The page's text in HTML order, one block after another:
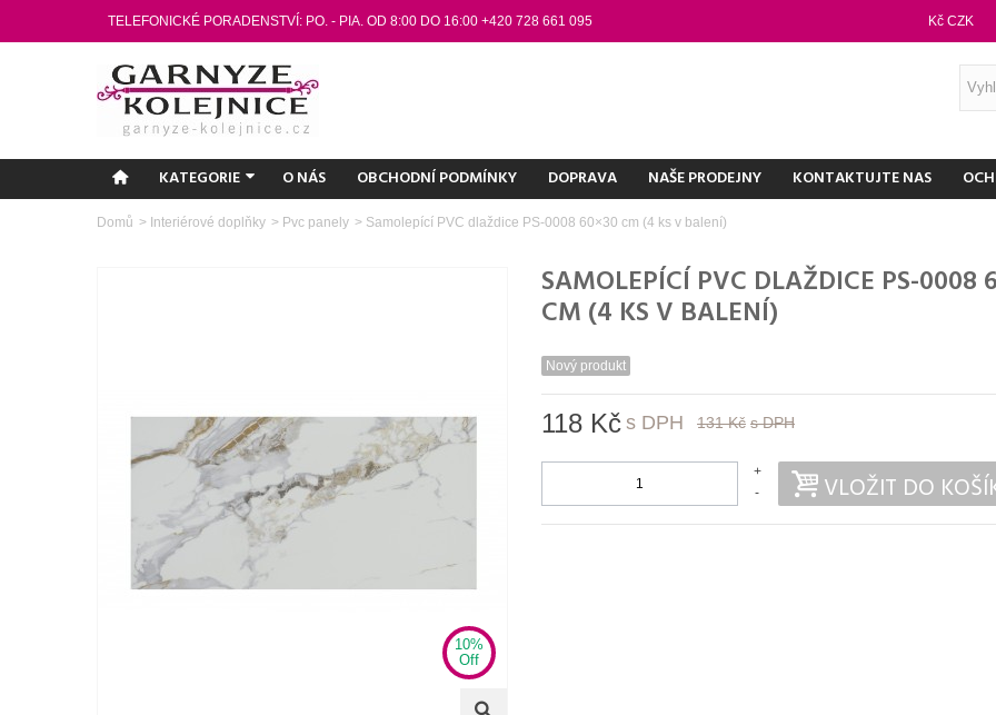
TELEFONICKÉ PORADENSTVÍ: PO. - PIA. OD 8:00 DO 16:00 +420 728 661 095 Kč CZK
KATEGORIE O NÁS OBCHODNÍ PODMÍNKY DOPRAVA NAŠE PRODEJNY KONTAKTUJTE NAS
Domů > Interiérové doplňky > Pvc panely > Samolepící PVC dlaždice PS-0008 60×30 cm (4 ks v balení)
10%
Off
SAMOLEPÍCÍ PVC DLAŽDICE PS-0008
CM (4 KS V BALENÍ)
Nový produkt
118 Kč s DPH 131 Kč s DPH
-
+ VLOŽIT DO